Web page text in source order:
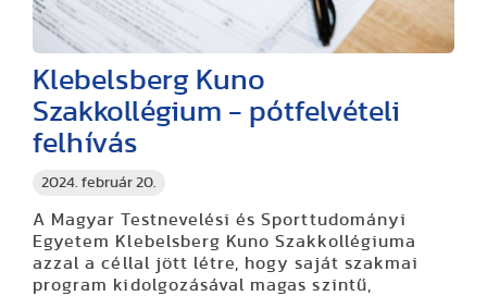
2024. február 20.
Klebelsberg Kuno
Szakkollégium - pótfelvételi
felhívás
A Magyar Testnevelési és Sporttudományi
Egyetem Klebelsberg Kuno Szakkollégiuma
azzal a céllal jött létre, hogy saját szakmai
program kidolgozásával magas szintű,